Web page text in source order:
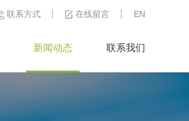
联系方式 在线留言 EN
新闻动态 联系我们